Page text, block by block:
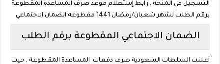
التسجيل في المنحة , رابط إستعلام موعد صرف المساعدة المقطوعة
برقم الطلب لشهر شعبان/رمضان 1441 مقطوعة الضمان الاجتماعي
الضمان الاجتماعي المقطوعة برقم الطلب
أعلنت السلطات السعودية صرف دفعات المساعدة المقطوعة , حيث